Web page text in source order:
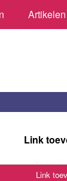
Artikelen
Link
Link